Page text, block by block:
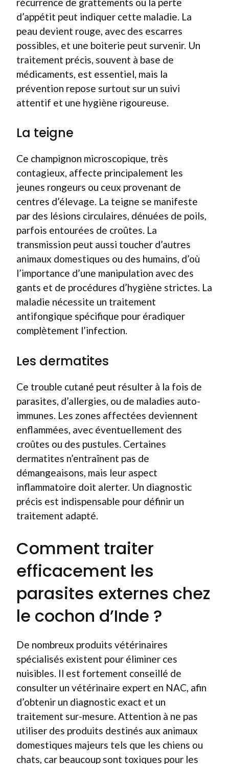
d’appétit peut indiquer cette maladie. La
peau devient rouge, avec des escarres
possibles, et une boiterie peut survenir. Un
traitement précis, souvent à base de
médicaments, est essentiel, mais la
prévention repose surtout sur un suivi
attentif et une hygiène rigoureuse.
La teigne
Ce champignon microscopique, très
contagieux, affecte principalement les
jeunes rongeurs ou ceux provenant de
centres d’élevage. La teigne se manifeste
par des lésions circulaires, dénuées de poils,
parfois entourées de croûtes. La
transmission peut aussi toucher d’autres
animaux domestiques ou des humains, d’où
l’importance d’une manipulation avec des
gants et de procédures d’hygiène strictes. La
maladie nécessite un traitement
antifongique spécifique pour éradiquer
complètement l’infection.
Les dermatites
Ce trouble cutané peut résulter à la fois de
parasites, d’allergies, ou de maladies auto-
immunes. Les zones affectées deviennent
enflammées, avec éventuellement des
croûtes ou des pustules. Certaines
dermatites n’entraînent pas de
démangeaisons, mais leur aspect
inflammatoire doit alerter. Un diagnostic
précis est indispensable pour définir un
traitement adapté.
Comment traiter
efficacement les
parasites externes chez
le cochon d’Inde ?
De nombreux produits vétérinaires
spécialisés existent pour éliminer ces
nuisibles. Il est fortement conseillé de
consulter un vétérinaire expert en NAC, afin
d’obtenir un diagnostic exact et un
traitement sur-mesure. Attention à ne pas
utiliser des produits destinés aux animaux
domestiques majeurs tels que les chiens ou
chats, car beaucoup sont toxiques pour les